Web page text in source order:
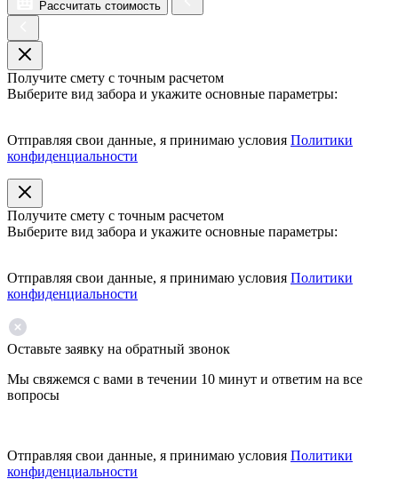
Рассчитать стоимость
Получите смету с точным расчетом
Выберите вид забора и укажите основные параметры:
Отправляя свои данные, я принимаю условия Политики
конфиденциальности
Получите смету с точным расчетом
Выберите вид забора и укажите основные параметры:
Отправляя свои данные, я принимаю условия Политики
конфиденциальности
Оставьте заявку на обратный звонок
Мы свяжемся с вами в течении 10 минут и ответим на все
вопросы
Отправляя свои данные, я принимаю условия Политики
конфиденциальности